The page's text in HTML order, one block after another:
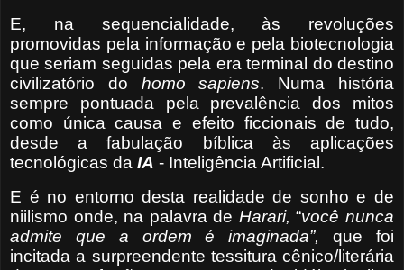
E, na sequencialidade, às revoluções
promovidas pela informação e pela biotecnologia
que seriam seguidas pela era terminal do destino
civilizatório do homo sapiens. Numa história
sempre pontuada pela prevalência dos mitos
como única causa e efeito ficcionais de tudo,
desde a fabulação bíblica às aplicações
tecnológicas da IA - Inteligência Artificial.
E é no entorno desta realidade de sonho e de
niilismo onde, na palavra de Harari,“você nunca
admite que a ordem é imaginada”,que foi
incitada a surpreendente tessitura cênico/literária